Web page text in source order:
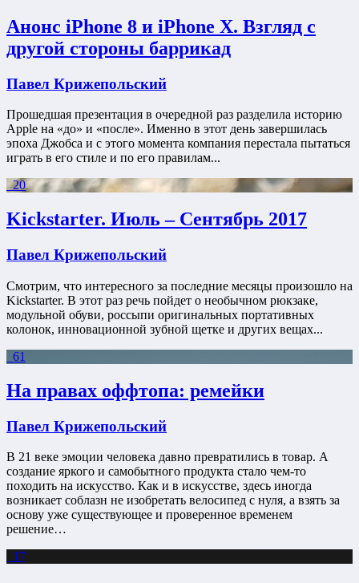
Анонс iPhone 8 и iPhone X. Взгляд с
другой стороны баррикад
Павел Крижепольский
Прошедшая презентация в очередной раз разделила историю
Apple на «до» и «после». Именно в этот день завершилась
эпоха Джобса и с этого момента компания перестала пытаться
играть в его стиле и по его правилам...
20
Kickstarter. Июль – Сентябрь 2017
Павел Крижепольский
Смотрим, что интересного за последние месяцы произошло на
Kickstarter. В этот раз речь пойдет о необычном рюкзаке,
модульной обуви, россыпи оригинальных портативных
колонок, инновационной зубной щетке и других вещах...
61
На правах оффтопа: ремейки
Павел Крижепольский
В 21 веке эмоции человека давно превратились в товар. А
создание яркого и самобытного продукта стало чем-то
походить на искусство. Как и в искусстве, здесь иногда
возникает соблазн не изобретать велосипед с нуля, а взять за
основу уже существующее и проверенное временем
решение…
17